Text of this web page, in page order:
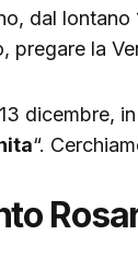
dal lontano
pregare la
dicembre,
“.